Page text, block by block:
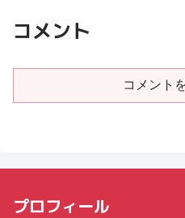
コメント
コメント
プロフィール